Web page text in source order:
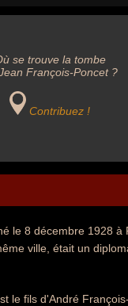
se trouve la tombe
François-Poncet ?
Contribuez !
le 8 décembre 1928 à
ville, était un
le fils d'André